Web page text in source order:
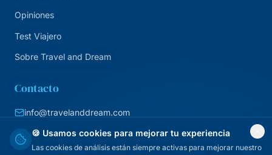
🍪 Usamos cookies para mejorar tu experiencia
Las cookies de análisis están siempre activas para mejorar nuestro
Opiniones
Test Viajero
Sobre Travel and Dream
Contacto
info@travelanddream.com
+34 684 226 007
Agencia online · España